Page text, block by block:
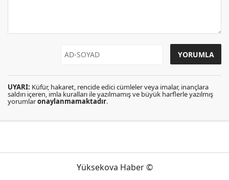
UYARI: Küfür, hakaret, rencide edici cümleler veya imalar, inançlara
saldırı içeren, imla kuralları ile yazılmamış ve büyük harflerle yazılmış
yorumlaronaylanmamaktadır.
Yüksekova Haber ©